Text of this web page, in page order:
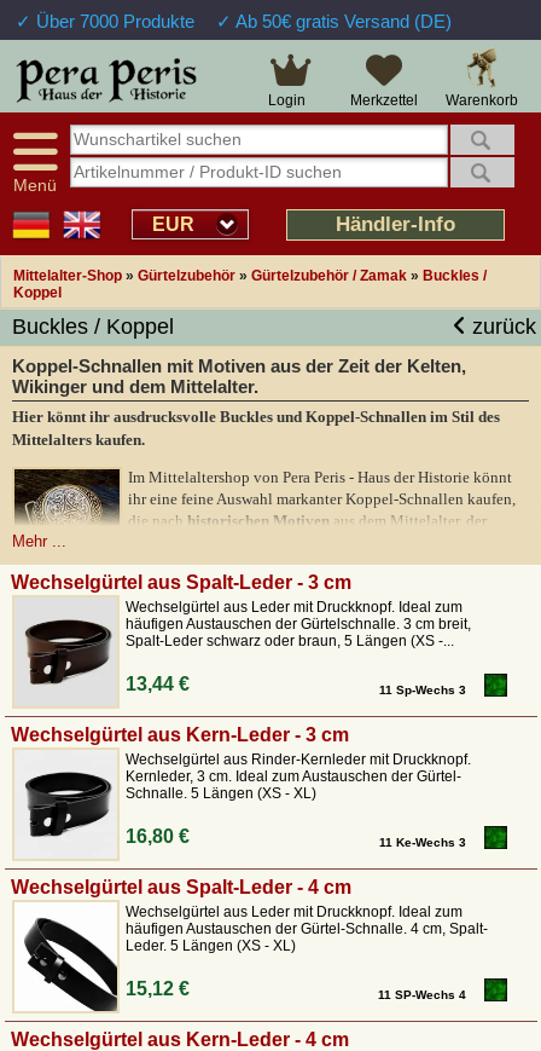
✓ Über 7000 Produkte ✓ Ab 50€ gratis Versand (DE)
Warenkorb
Merkzettel
Login
Menü
EUR Händler-Info
Mittelalter-Shop » Gürtelzubehör » Gürtelzubehör / Zamak » Buckles /
Koppel
Buckles / Koppel zurück
Koppel-Schnallen mit Motiven aus der Zeit der Kelten,
Wikinger und dem Mittelalter.
Hier könnt ihr ausdrucksvolle Buckles und Koppel-Schnallen im Stil des
Mittelalters kaufen.
Im Mittelaltershop von Pera Peris - Haus der Historie könnt
ihr eine feine Auswahl markanter Koppel-Schnallen kaufen,
die nach historischen Motiven aus dem Mittelalter, der
Unsere Buckles sind geeignet für Leder-Gürtel in3 oder 4
cm Breite und passen daher perfekt an klassische
Jeansgürtel, sind aber genau so gut auch für die mittelalterliche Gewandung
oder LARP geeignet. Unsere Koppel werden ausZamakgussgefertigt und sind
in den Farben bronze und silber erhältlich
Mehr ...
Wechselgürtel aus Spalt-Leder - 3 cm
Wechselgürtel aus Leder mit Druckknopf. Ideal zum
häufigen Austauschen der Gürtelschnalle. 3 cm breit,
Spalt-Leder schwarz oder braun, 5 Längen (XS -...
13,44 € 11 Sp-Wechs 3
Wechselgürtel aus Kern-Leder - 3 cm
Wechselgürtel aus Rinder-Kernleder mit Druckknopf.
Kernleder, 3 cm. Ideal zum Austauschen der Gürtel-
Schnalle. 5 Längen (XS - XL)
16,80 € 11 Ke-Wechs 3
Wechselgürtel aus Spalt-Leder - 4 cm
Wechselgürtel aus Leder mit Druckknopf. Ideal zum
häufigen Austauschen der Gürtel-Schnalle. 4 cm, Spalt-
Leder. 5 Längen (XS - XL)
15,12 € 11 SP-Wechs 4
Wechselgürtel aus Kern-Leder - 4 cm